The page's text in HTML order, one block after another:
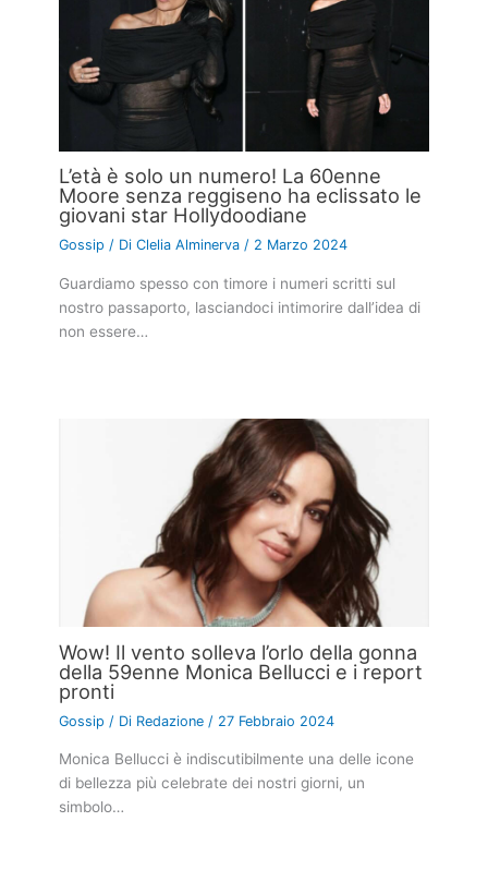
L’età è solo un numero! La 60enne
Moore senza reggiseno ha eclissato le
giovani star Hollydoodiane
Gossip / DiClelia Alminerva/ 2 Marzo 2024
Guardiamo spesso con timore i numeri scritti sul
nostro passaporto, lasciandoci intimorire dall’idea di
non essere…
Wow! Il vento solleva l’orlo della gonna
della 59enne Monica Bellucci e i report
pronti
Gossip / Di Redazione / 27 Febbraio 2024
Monica Bellucci è indiscutibilmente una delle icone
di bellezza più celebrate dei nostri giorni, un
simbolo…